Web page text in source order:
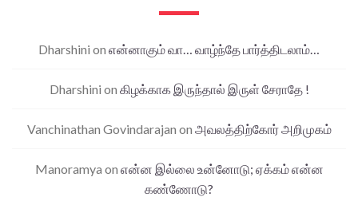
Dharshini on என்னாகும் வா… வாழ்ந்தே பார்த்திடலாம்…
Dharshini on கிழக்காக இருந்தால் இருள் சேராதே !
Vanchinathan Govindarajan on அவலத்திற்கோர் அறிமுகம்
Manoramya on என்ன இல்லை உன்னோடு; ஏக்கம் என்ன
கண்ணோடு?